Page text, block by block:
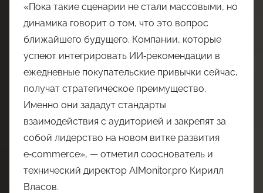
«Пока такие сценарии не стали массовыми, но
динамика говорит о том, что это вопрос
ближайшего будущего. Компании, которые
успеют интегрировать ИИ‑рекомендации в
ежедневные покупательские привычки сейчас,
получат стратегическое преимущество.
Именно они зададут стандарты
взаимодействия с аудиторией и закрепят за
собой лидерство на новом витке развития
e‑commerce», — отметил сооснователь и
технический директор AIMonitor.pro Кирилл
Власов.